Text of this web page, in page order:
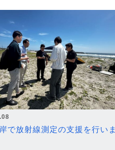
で放射線測定の支援を行いま